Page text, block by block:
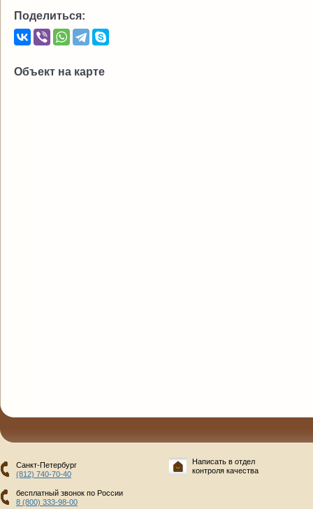
Поделиться:
Объект на карте
Санкт-Петербург
(812) 740-70-40
бесплатный звонок по России
8 (800) 333-98-00
Написать в отдел
контроля качества